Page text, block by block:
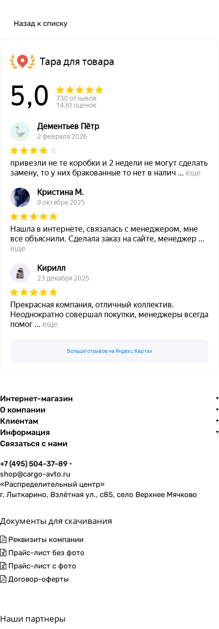
Назад к списку
Тара для товара
5,0
730 отзывов
1430 оценок
Дементьев Пётр
2 февраля 2026
привезли не те коробки и 2 недели не могут сделать
замену, то у них бракованные то нет в налич ... еще
Кристина М.
9 октября 2025
Нашла в интернете, связалась с менеджером, мне
все объяснили. Сделала заказ на сайте, менеджер ...
еще
Кирилл
23 декабря 2025
Прекрасная компания, отличный коллектив.
Неоднократно совершал покупки, менеджеры всегда
помог ... еще
Больше отзывов на Яндекс Картах
Интернет-магазин
О компании
Клиентам
Информация
Связаться с нами
+7 (495) 504-37-89
shop@cargo-avto.ru
«Распределительный центр»
г. Лыткарино, Взлётная ул., с85, село Верхнее Мячково
Документы для скачивания
Реквизиты компании
Прайс-лист без фото
Прайс-лист с фото
Договор-оферты
Наши партнеры